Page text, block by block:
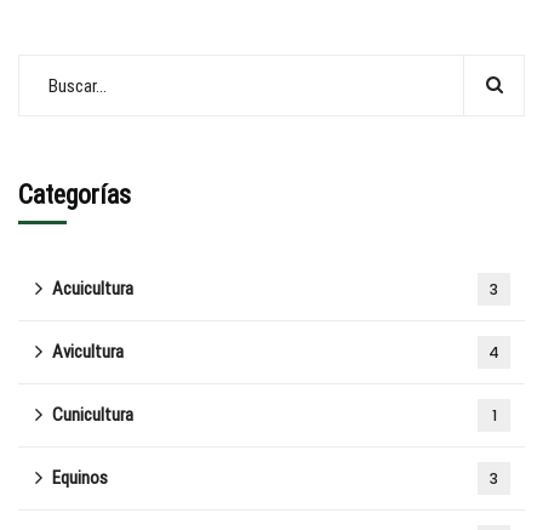
Categorías
Acuicultura 3
Avicultura 4
Cunicultura 1
Equinos 3